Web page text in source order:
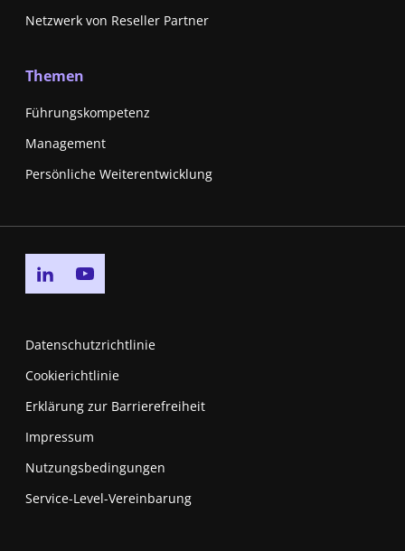
Netzwerk von Reseller Partner
Themen
Führungskompetenz
Management
Persönliche Weiterentwicklung
Go to linkedin page
Datenschutzrichtlinie
Cookierichtlinie
Erklärung zur Barrierefreiheit
Impressum
Nutzungsbedingungen
New window
Service-Level-Vereinbarung